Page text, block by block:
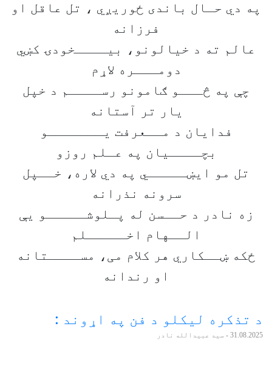
په دي حـال باندی ځوریږي ، تل عاقل او
فرزانه
عالم ته د خیالونو، بیــــخودۍ کښي
دومـــره لاړم
چې په څـــو ګامونو رســــم د خپل
یار تر آستانه
فدایان د مــعرفت یـــــــو
بچــــیان په عـلم روزو
تل مو ایښـــــي په دي لاره، خــپل
سرونه نذرانه
زه نادر د حــسن له پـلوشـــــو یې
الــهام اخـــــلم
ځکه ښــکاري هر کلام می، مســــتانه
او رندانه
د تذکره لیکلو د فن په اړوند :
31.08.2025 - سید عبیدالله نادر